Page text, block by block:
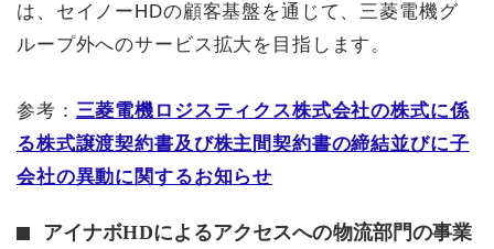
は、セイノーHDの顧客基盤を通じて、三菱電機グ
ループ外へのサービス拡大を目指します。
参考： 三菱電機ロジスティクス株式会社の株式に係
る株式譲渡契約書及び株主間契約書の締結並びに子
会社の異動に関するお知らせ
アイナボHDによるアクセスへの物流部門の事業